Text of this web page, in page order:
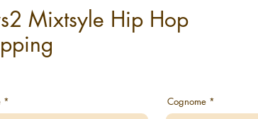
Mixtsyle Hip Hop
Cognome